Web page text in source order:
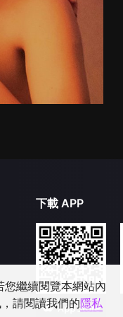
下載 APP
繼續閱覽本網站內
請閱讀我們的隱私